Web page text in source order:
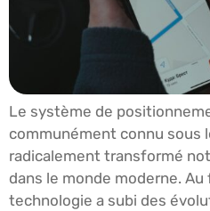
Le système de
communément connu sous
radicalement transformé
dans le monde moderne.
technologie a subi des